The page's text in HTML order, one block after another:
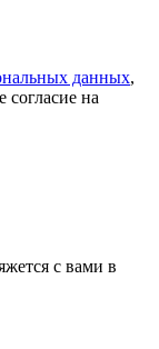
данных,
согласие на
с вами в